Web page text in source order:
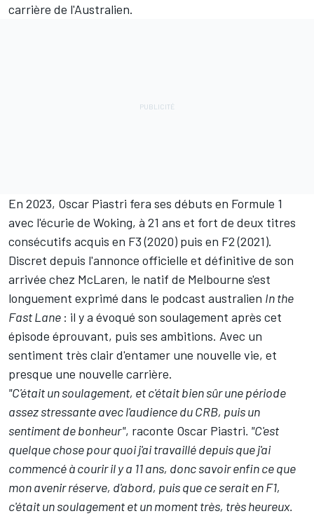
carrière de l'Australien.
En 2023, Oscar Piastri fera ses débuts en Formule 1
avec l'écurie de Woking, à 21 ans et fort de deux titres
consécutifs acquis en F3 (2020) puis en F2 (2021).
Discret depuis l'annonce officielle et définitive de son
arrivée chez McLaren, le natif de Melbourne s'est
longuement exprimé dans le podcast australien In the
Fast Lane : il y a évoqué son soulagement après cet
épisode éprouvant, puis ses ambitions. Avec un
sentiment très clair d'entamer une nouvelle vie, et
presque une nouvelle carrière.
"C'était un soulagement, et c'était bien sûr une période
assez stressante avec l'audience du CRB, puis un
sentiment de bonheur", raconte Oscar Piastri. "C'est
quelque chose pour quoi j'ai travaillé depuis que j'ai
commencé à courir il y a 11 ans, donc savoir enfin ce que
mon avenir réserve, d'abord, puis que ce serait en F1,
c'était un soulagement et un moment très, très heureux.